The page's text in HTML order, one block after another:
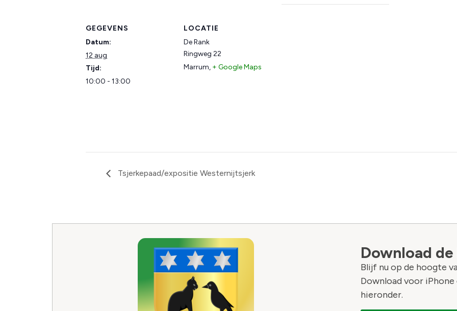
GEGEVENS
Datum:
12 aug
Tijd:
10:00 - 13:00
LOCATIE
De Rank
Ringweg 22
Marrum, + Google Maps
Tsjerkepaad/expositie Westernijtsjerk
Download
Blijf nu op de hoogte
Download voor
hieronder.